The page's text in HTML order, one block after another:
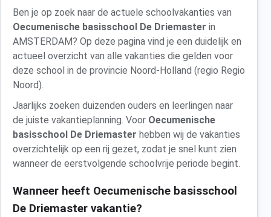
Ben je op zoek naar de actuele schoolvakanties van
Oecumenische basisschool De Driemaster in
AMSTERDAM? Op deze pagina vind je een duidelijk en
actueel overzicht van alle vakanties die gelden voor
deze school in de provincie Noord-Holland (regio Regio
Noord).
Jaarlijks zoeken duizenden ouders en leerlingen naar
de juiste vakantieplanning. Voor Oecumenische
basisschool De Driemaster hebben wij de vakanties
overzichtelijk op een rij gezet, zodat je snel kunt zien
wanneer de eerstvolgende schoolvrije periode begint.
Wanneer heeft Oecumenische basisschool
De Driemaster vakantie?